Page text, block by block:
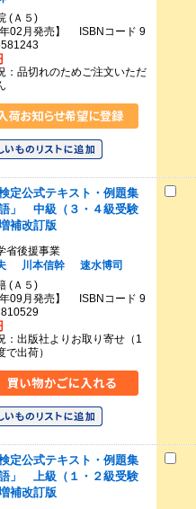
(Ａ５)
年02月発売】 ISBNコード 9
：品切れのためご注文いただ
定公式テキスト・例題集
語」 中級（３・４級受験
補改訂版
省後援事業
川本信幹
速水博司
(Ａ５)
年09月発売】 ISBNコード 9
：出版社よりお取り寄せ（1
で出荷）
定公式テキスト・例題集
語」 上級（１・２級受験
補改訂版